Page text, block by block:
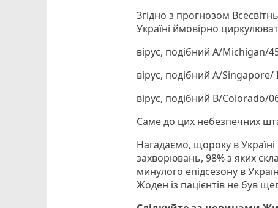
Згідно з прогнозом
Україні ймовірно
вірус, подібний A/Michigan/
вірус, подібний A/
вірус, подібний B/Colorado/
Саме до цих небезпечних
Нагадаємо, щороку в
захворювань, 98% з яких
минулого епідсезону в
Жоден із пацієнтів не був